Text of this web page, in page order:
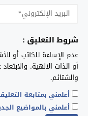
شروط التعليق :
عدم الإساءة للكاتب أو
أو الذات الالهية.
والشتائم.
أعلمني بمتابعة
أعلمني بالمواضيع